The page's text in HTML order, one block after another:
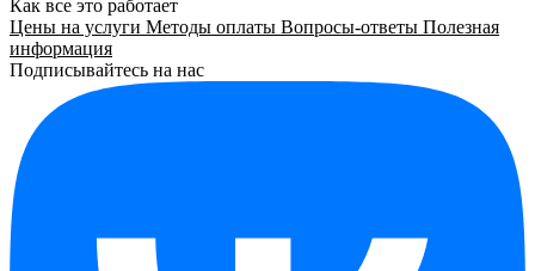
Как все это работает
Цены на услуги Методы оплаты Вопросы-ответы Полезная
информация
Подписывайтесь на нас